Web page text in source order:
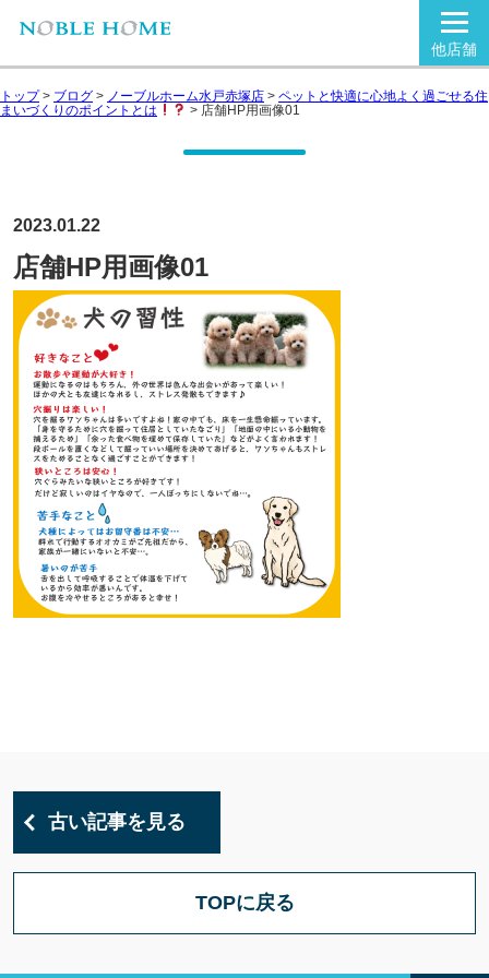
他店舗
トップ> ブログ > ノーブルホーム水戸赤塚店 > ペットと快適に心地よく過ごせる住
まいづくりのポイントとは
> 店舗HP用画像01
2023.01.22
店舗HP用画像01
古い記事を見る
TOPに戻る